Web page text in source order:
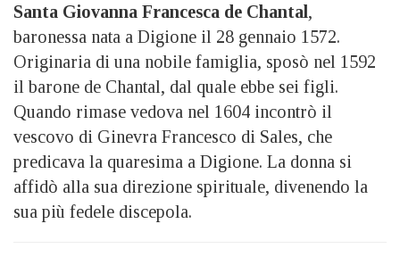
Santa Giovanna Francesca de Chantal ,
baronessa nata a Digione il 28 gennaio 1572.
Originaria di una nobile famiglia, sposò nel 1592
il barone de Chantal, dal quale ebbe sei figli.
Quando rimase vedova nel 1604 incontrò il
vescovo di Ginevra Francesco di Sales, che
predicava la quaresima a Digione. La donna si
affidò alla sua direzione spirituale, divenendo la
sua più fedele discepola.